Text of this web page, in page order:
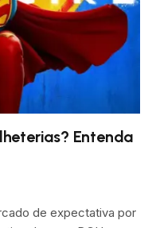
Entenda
de expectativa por